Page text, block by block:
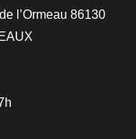
l’Ormeau 86130